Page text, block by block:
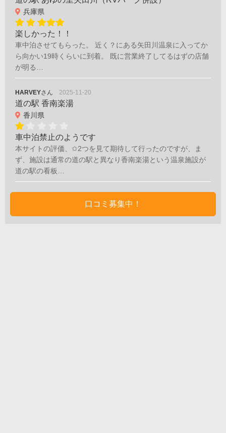
兵庫県
楽しかった！！
車中泊させてもらった。 近く？にある矢田川温泉に入ってか
ら向かい19時くらいに到着。 既に営業終了してるはずの店舗
が明る…
HARVEYさん 2025-11-20
道の駅 香南楽湯
香川県
車中泊禁止のようです
本サイトの評価、✩2つを見て期待して行ったのですが、ま
ず、施設は通常の道の駅と異なり香南楽湯という温泉施設が
道の駅の看板…
口コミ募集中！